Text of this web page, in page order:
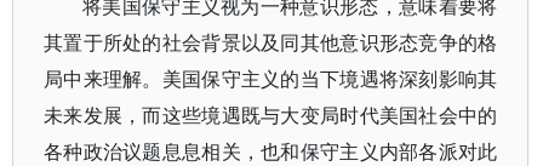
将美国保守主义视为一种意识形态，意味着要将
其置于所处的社会背景以及同其他意识形态竞争的格
局中来理解。美国保守主义的当下境遇将深刻影响其
未来发展，而这些境遇既与大变局时代美国社会中的
各种政治议题息息相关，也和保守主义内部各派对此